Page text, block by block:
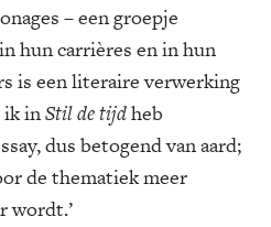
– een groepje
hun carrières en in hun
is een literaire verwerking
ik inStil de tijdheb
dus betogend van aard;
de thematiek meer
wordt.’